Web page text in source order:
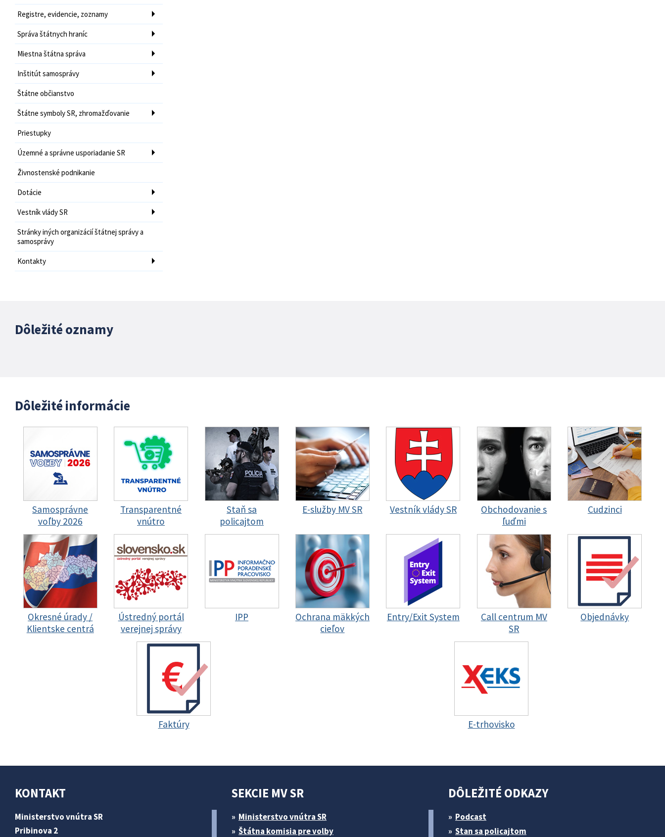
Registre, evidencie, zoznamy
Správa štátnych hraníc
Miestna štátna správa
Inštitút samosprávy
Štátne občianstvo
Štátne symboly SR, zhromažďovanie
Priestupky
Územné a správne usporiadanie SR
Živnostenské podnikanie
Dotácie
Vestník vlády SR
Stránky iných organizácií štátnej správy a
samosprávy
Kontakty
Dôležité oznamy
Dôležité informácie
Samosprávne
voľby 2026
Transparentné
vnútro
Staň sa
policajtom
E-služby MV SR Vestník vlády SR
Obchodovanie s
ľuďmi
Cudzinci
Okresné úrady /
Klientske centrá
Ústredný portál
verejnej správy
IPP
Ochrana mäkkých
cieľov
Entry/Exit System
Call centrum MV
SR
Objednávky
Faktúry E-trhovisko
KONTAKT
Ministerstvo vnútra SR
Pribinova 2
SEKCIE MV SR
Ministerstvo vnútra SR
Štátna komisia pre volby
DÔLEŽITÉ ODKAZY
Podcast
Stan sa policajtom